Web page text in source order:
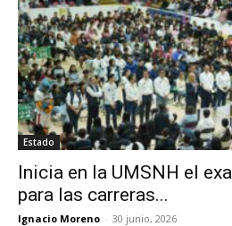
Estado
Inicia en la UMSNH el
para las carreras...
Ignacio Moreno - 30 junio, 2026